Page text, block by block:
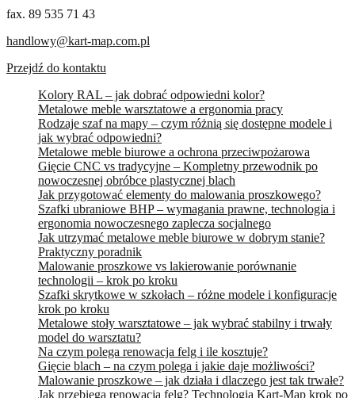
fax. 89 535 71 43
handlowy@kart-map.com.pl
Przejdź do kontaktu
Kolory RAL – jak dobrać odpowiedni kolor?
Metalowe meble warsztatowe a ergonomia pracy
Rodzaje szaf na mapy – czym różnią się dostępne modele i
jak wybrać odpowiedni?
Metalowe meble biurowe a ochrona przeciwpożarowa
Gięcie CNC vs tradycyjne – Kompletny przewodnik po
nowoczesnej obróbce plastycznej blach
Jak przygotować elementy do malowania proszkowego?
Szafki ubraniowe BHP – wymagania prawne, technologia i
ergonomia nowoczesnego zaplecza socjalnego
Jak utrzymać metalowe meble biurowe w dobrym stanie?
Praktyczny poradnik
Malowanie proszkowe vs lakierowanie porównanie
technologii – krok po kroku
Szafki skrytkowe w szkołach – różne modele i konfiguracje
krok po kroku
Metalowe stoły warsztatowe – jak wybrać stabilny i trwały
model do warsztatu?
Na czym polega renowacja felg i ile kosztuje?
Gięcie blach – na czym polega i jakie daje możliwości?
Malowanie proszkowe – jak działa i dlaczego jest tak trwałe?
Jak przebiega renowacja felg? Technologia Kart-Map krok po